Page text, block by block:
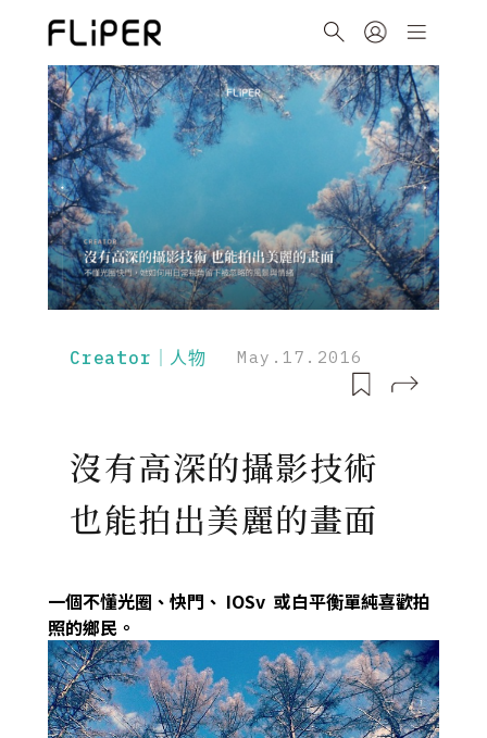
Creator｜人物 May.17.2016
沒有高深的攝影技術
也能拍出美麗的畫面
一個不懂光圈、快門、 IOSv 或白平衡單純喜歡拍
照的鄉民。